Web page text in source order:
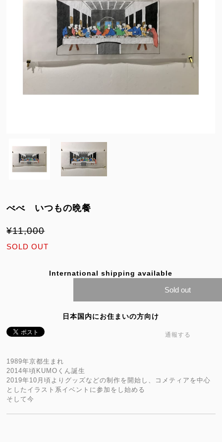
べべ いつもの晩餐
¥11,000
SOLD OUT
International shipping available
Sold out
日本国内にお住まいの方向け
通報する
1989年京都生まれ
2014年頃KUMOくん誕生
2019年10月頃よりグッズなどの制作を開始し、コメティアを中心
としたイラスト系イベントに参加をし始める
そして今